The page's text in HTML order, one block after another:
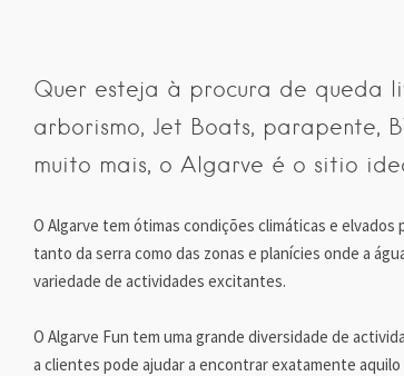
Quer esteja à procura de queda
arborismo, Jet Boats, parapente,
muito mais, o Algarve é o sitio
O Algarve tem ótimas condições climáticas e
tanto da serra como das zonas e planícies onde a
variedade de actividades excitantes.
O Algarve Fun tem uma grande diversidade de
a clientes pode ajudar a encontrar exatamente aquilo